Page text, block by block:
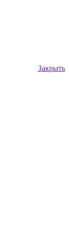
Закрыть